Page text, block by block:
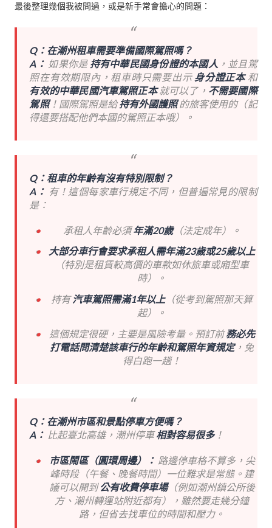
最後整理幾個我被問過，或是新手常會擔心的問題：
Q：在潮州租車需要準備國際駕照嗎？
A： 如果你是 持有中華民國身份證的本國人 ，並且駕
照在有效期限內，租車時只需要出示 身分證正本和
有效的中華民國汽車駕照正本就可以了， 不需要國際
駕照！國際駕照是給持有外國護照的旅客使用的（記
得還要搭配他們本國的駕照正本哦）。
Q：租車的年齡有沒有特別限制？
A： 有！這個每家車行規定不同，但普遍常見的限制
是：
承租人年齡必須年滿20歲（法定成年）。
大部分車行會要求承租人需年滿23歲或25歲以上
（特別是租賃較高價的車款如休旅車或廂型車
時）。
持有汽車駕照需滿1年以上（從考到駕照那天算
起）。
這個規定很硬，主要是風險考量。預訂前務必先
打電話問清楚該車行的年齡和駕照年資規定，免
得白跑一趟！
Q：在潮州市區和景點停車方便嗎？
A： 比起臺北高雄，潮州停車相對容易很多！
市區鬧區（圓環周邊）： 路邊停車格不算多，尖
峰時段（午餐、晚餐時間）一位難求是常態。建
議可以開到公有收費停車場（例如潮州鎮公所後
方、潮州轉運站附近都有），雖然要走幾分鐘
路，但省去找車位的時間和壓力。